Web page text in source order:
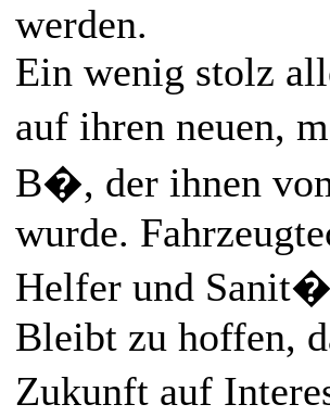
werden.
Ein wenig stolz
auf ihren neuen,
B�, der ihnen
wurde.
Helfer und
Bleibt zu hoffen,
Zukunft auf